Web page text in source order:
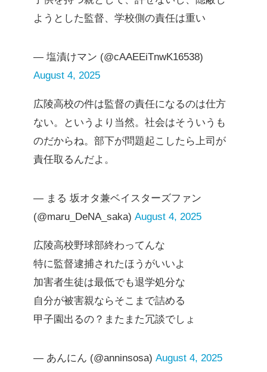
ようとした監督、学校側の責任は重い
— 塩漬けマン (@cAAEEiTnwK16538)
August 4, 2025
広陵高校の件は監督の責任になるのは仕方
ない。というより当然。社会はそういうも
のだからね。部下が問題起こしたら上司が
責任取るんだよ。
— まる 坂オタ兼ベイスターズファン
(@maru_DeNA_saka) August 4, 2025
広陵高校野球部終わってんな
特に監督逮捕されたほうがいいよ
加害者生徒は最低でも退学処分な
自分が被害親ならそこまで詰める
甲子園出るの？またまた冗談でしょ
— あんにん (@anninsosa) August 4, 2025